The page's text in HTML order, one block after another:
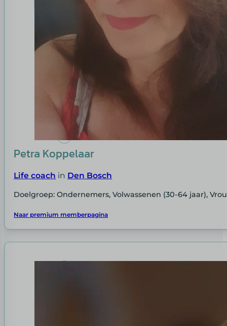
Petra Koppelaar
Life coach in Den Bosch
Doelgroep: Ondernemers, Volwassenen (30-64 jaar),
Naar premium memberpagina